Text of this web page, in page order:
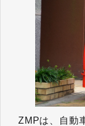
ZMPは、自動